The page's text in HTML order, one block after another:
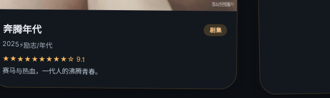
奔腾年代 剧集
2025⚡励志/年代
★★★★★★★★★☆ 9.1
赛马与热血，一代人的沸腾青春。